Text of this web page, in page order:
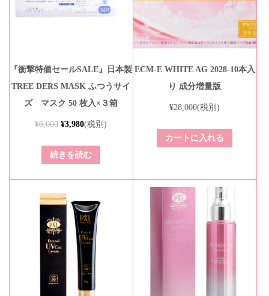
『衝撃特価セールSALE』日本製
TREE DERS MASK ふつうサイ
ズ マスク 50 枚入×３箱
¥6,000 ¥3,980(税別)
続きを読む
ECM-E WHITE AG 2028-10本入
り 成分増量版
¥28,000(税別)
カートに入れる